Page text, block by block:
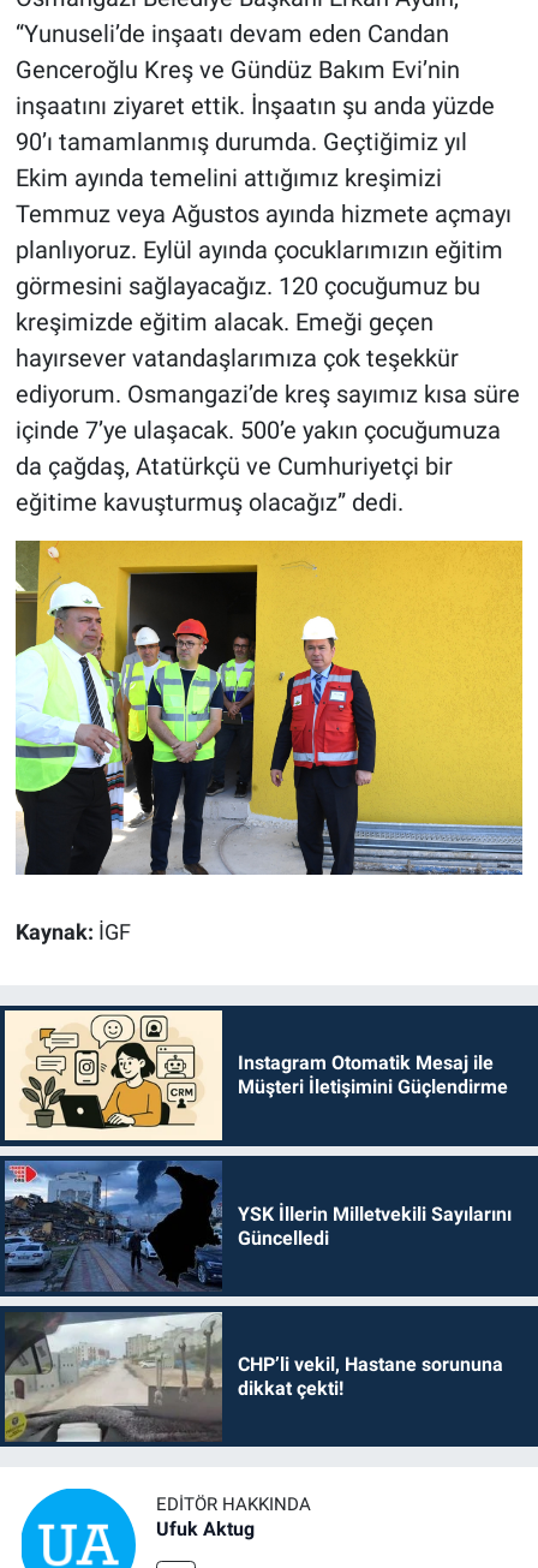
“Yunuseli’de inşaatı devam eden Candan
Genceroğlu Kreş ve Gündüz Bakım Evi’nin
inşaatını ziyaret ettik. İnşaatın şu anda yüzde
90’ı tamamlanmış durumda. Geçtiğimiz yıl
Ekim ayında temelini attığımız kreşimizi
Temmuz veya Ağustos ayında hizmete açmayı
planlıyoruz. Eylül ayında çocuklarımızın eğitim
görmesini sağlayacağız. 120 çocuğumuz bu
kreşimizde eğitim alacak. Emeği geçen
hayırsever vatandaşlarımıza çok teşekkür
ediyorum. Osmangazi’de kreş sayımız kısa süre
içinde 7’ye ulaşacak. 500’e yakın çocuğumuza
da çağdaş, Atatürkçü ve Cumhuriyetçi bir
eğitime kavuşturmuş olacağız” dedi.
Kaynak: İGF
Instagram Otomatik Mesaj ile
Müşteri İletişimini Güçlendirme
YSK İllerin Milletvekili Sayılarını
Güncelledi
CHP’li vekil, Hastane sorununa
dikkat çekti!
EDITÖR HAKKINDA
Ufuk Aktug